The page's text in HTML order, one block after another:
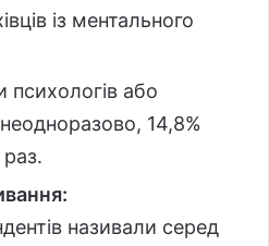
із ментального
психологів або
14,8%
називали серед